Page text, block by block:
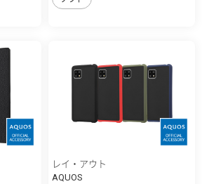
レイ・アウト
AQUOS